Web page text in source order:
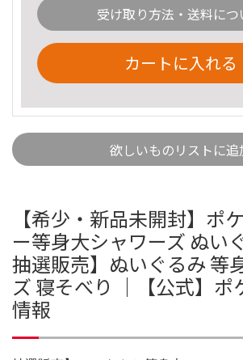
受け取り方法・送料につ
カートに入れる
欲しいものリストに追
【希少・新品未開封】ポ
ー等身大シャワーズ ぬい
抽選販売】ぬいぐるみ 等
ズ 寝そべり ｜【公式】ポ
情報